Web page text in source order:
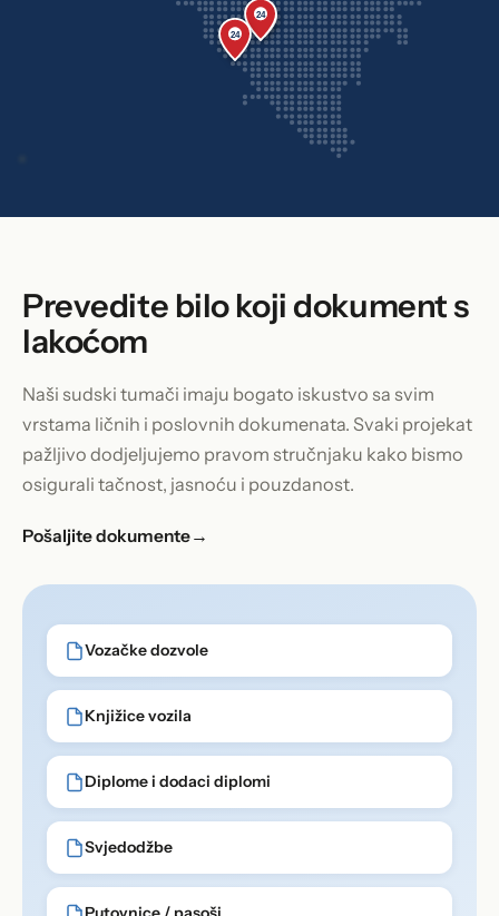
Vozačke dozvole
Knjižice vozila
Diplome i dodaci diplomi
Svjedodžbe
Prevedite bilo koji dokument s
lakoćom
Naši sudski tumači imaju bogato iskustvo sa svim
vrstama ličnih i poslovnih dokumenata. Svaki projekat
pažljivo dodjeljujemo pravom stručnjaku kako bismo
osigurali tačnost, jasnoću i pouzdanost.
Pošaljite dokumente→